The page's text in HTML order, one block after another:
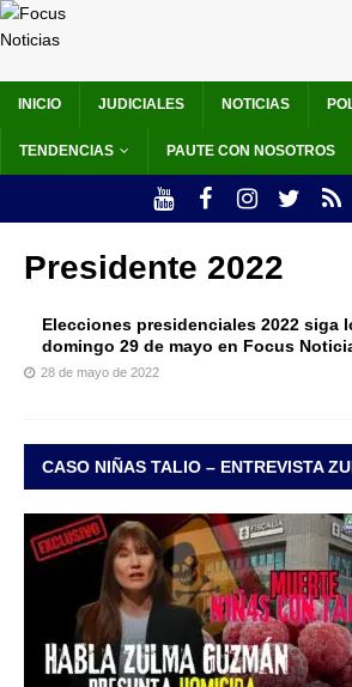
INICIO JUDICIALES NOTICIAS
TENDENCIAS PAUTE CON NOSOTROS
Presidente 2022
Elecciones presidenciales 2022 siga
domingo 29 de mayo en Focus
28 de mayo de 2022
CASO NIÑAS TALIO – ENTREVISTA